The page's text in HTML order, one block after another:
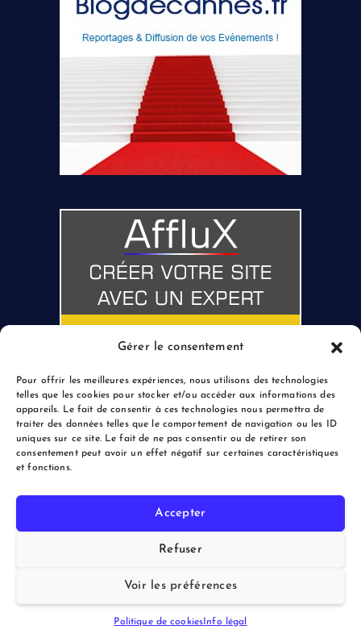
Gérer le consentement
Pour offrir les meilleures expériences, nous utilisons des technologies
telles que les cookies pour stocker et/ou accéder aux informations des
appareils. Le fait de consentir à ces technologies nous permettra de
traiter des données telles que le comportement de navigation ou les ID
uniques sur ce site. Le fait de ne pas consentir ou de retirer son
consentement peut avoir un effet négatif sur certaines caractéristiques
et fonctions.
Accepter
Refuser
Voir les préférences
Politique de cookies Info légal
Copyright © 2026 le Blogreporter | Powered by Afflux.info